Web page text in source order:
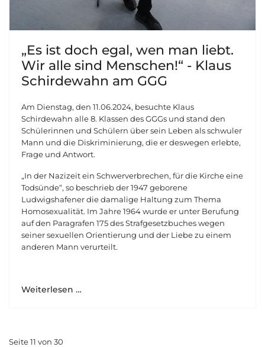
„Es ist doch egal, wen man liebt.
Wir alle sind Menschen!“ - Klaus
Schirdewahn am GGG
Am Dienstag, den 11.06.2024, besuchte Klaus
Schirdewahn alle 8. Klassen des GGGs und stand den
Schülerinnen und Schülern über sein Leben als schwuler
Mann und die Diskriminierung, die er deswegen erlebte,
Frage und Antwort.
„In der Nazizeit ein Schwerverbrechen, für die Kirche eine
Todsünde“, so beschrieb der 1947 geborene
Ludwigshafener die damalige Haltung zum Thema
Homosexualität. Im Jahre 1964 wurde er unter Berufung
auf den Paragrafen 175 des Strafgesetzbuches wegen
seiner sexuellen Orientierung und der Liebe zu einem
anderen Mann verurteilt.
Weiterlesen …
Seite 11 von 30